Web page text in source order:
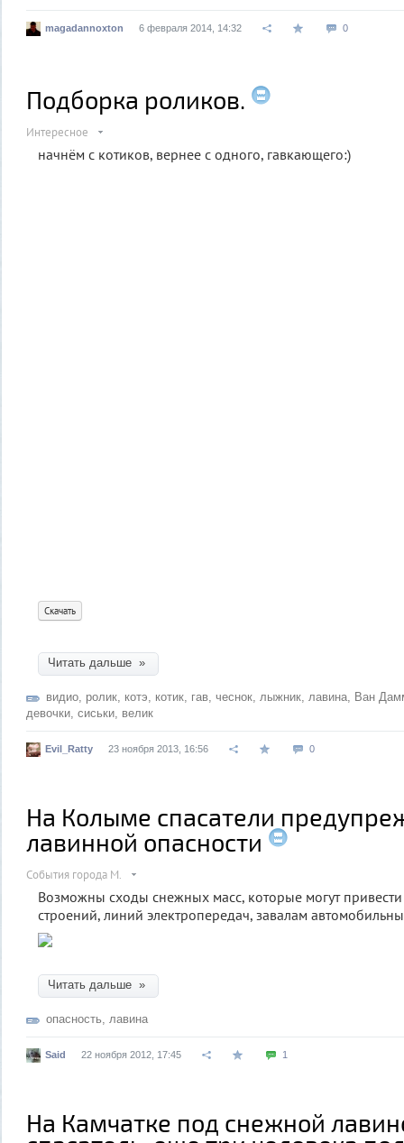
magadannoxton 6 февраля 2014, 14:32 0
Подборка роликов.
Интересное
начнём с котиков, вернее с одного, гавкающего:)
Скачать
Читать дальше »
видио ролик котэ котик гав чеснок лыжник лавина Ван
девочки сиськи велик
Evil_Ratty 23 ноября 2013, 16:56 0
На Колыме спасатели
лавинной опасности
События города М.
Возможны сходы снежных масс, которые могут
строений, линий электропередач, завалам
Читать дальше »
опасность лавина
Said 22 ноября 2012, 17:45 1
На Камчатке под снежной